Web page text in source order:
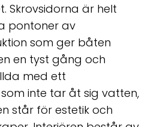
Skrovsidorna är helt
pontoner av
som ger båten
en tyst gång och
med ett
inte tar åt sig vatten,
står för estetik och